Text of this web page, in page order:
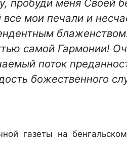
меня Своей
мои печали и
самой Гармонии!
поток
божественного
газеты на